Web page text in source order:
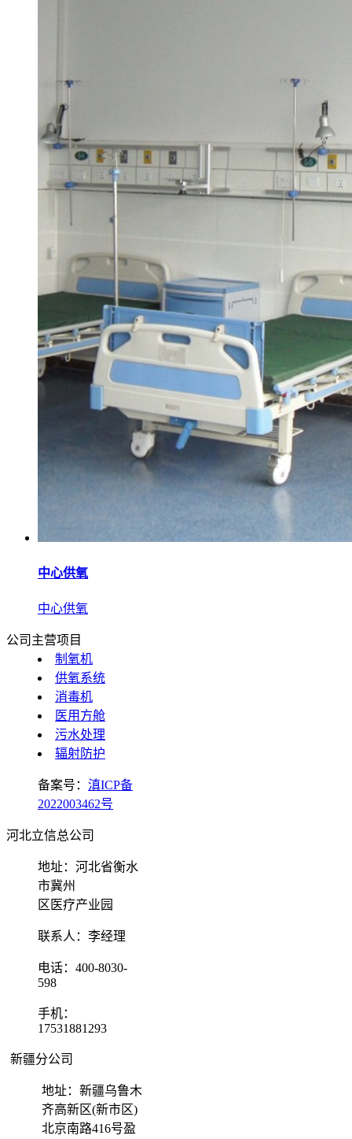
中心供氧
中心供氧
公司主营项目
制氧机
供氧系统
消毒机
医用方舱
污水处理
辐射防护
备案号： 滇ICP备
2022003462号
河北立信总公司
地址：河北省衡水
市冀州
区医疗产业园
联系人：李经理
电话：400-8030-
598
手机：
17531881293
新疆分公司
地址：新疆乌鲁木
齐高新区(新市区)
北京南路416号盈